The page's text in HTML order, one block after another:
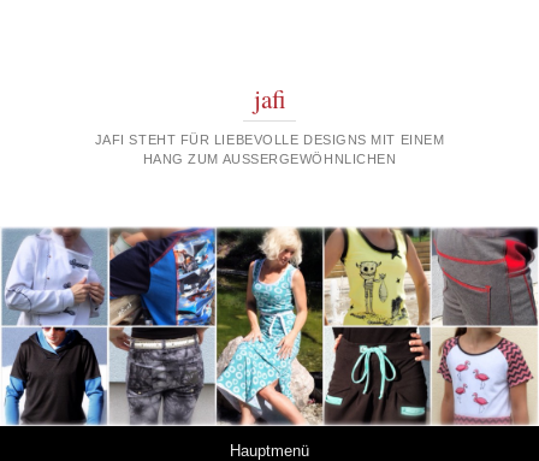
jafi
JAFI STEHT FÜR LIEBEVOLLE DESIGNS MIT EINEM
HANG ZUM AUSSERGEWÖHNLICHEN
Hauptmenü